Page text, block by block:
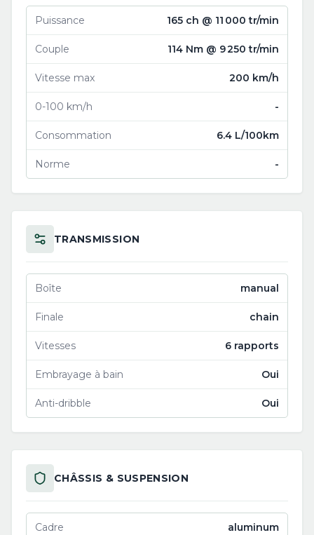
Puissance 165 ch @ 11 000 tr/min
Couple 114 Nm @ 9 250 tr/min
Vitesse max 200 km/h
0-100 km/h -
Consommation 6.4 L/100km
Norme -
TRANSMISSION
Boîte manual
Finale chain
Vitesses 6 rapports
Embrayage à bain Oui
Anti-dribble Oui
CHÂSSIS & SUSPENSION
Cadre aluminum